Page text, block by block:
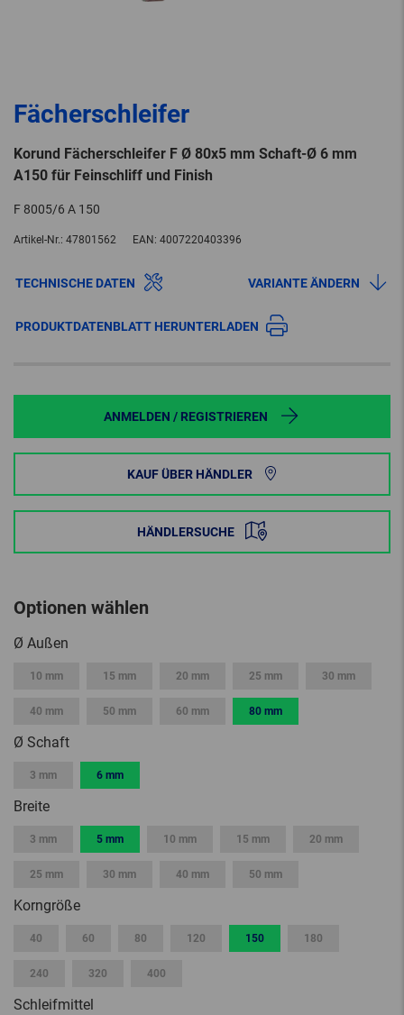
Fächerschleifer
Korund Fächerschleifer F Ø 80x5 mm Schaft-Ø 6 mm
A150 für Feinschliff und Finish
F 8005/6 A 150
Artikel-Nr.: 47801562 EAN: 4007220403396
TECHNISCHE DATEN VARIANTE ÄNDERN
PRODUKTDATENBLATT HERUNTERLADEN
ANMELDEN / REGISTRIEREN
KAUF ÜBER HÄNDLER
HÄNDLERSUCHE
Optionen wählen
Ø Außen
10 mm 15 mm 20 mm 25 mm 30 mm
40 mm 50 mm 60 mm 80 mm
Ø Schaft
3 mm 6 mm
Breite
3 mm 5 mm 10 mm 15 mm 20 mm
25 mm 30 mm 40 mm 50 mm
Korngröße
40 60 80 120 150 180
240 320 400
Schleifmittel